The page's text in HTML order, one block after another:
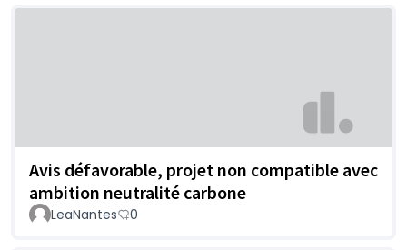
Avis défavorable, projet non compatible avec
ambition neutralité carbone
LeaNantes 0